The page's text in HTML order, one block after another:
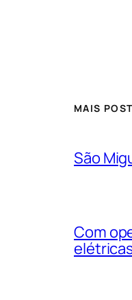
MAIS
São
Com